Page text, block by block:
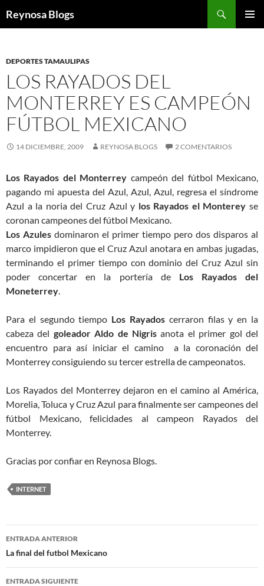
Reynosa Blogs
DEPORTES TAMAULIPAS
LOS RAYADOS DEL
MONTERREY ES CAMPEÓN
FÚTBOL MEXICANO
14 DICIEMBRE, 2009 REYNOSA BLOGS 2 COMENTARIOS
Los Rayados del Monterrey campeón del fútbol Mexicano,
pagando mi apuesta del Azul, Azul, Azul, regresa el síndrome
Azul a la noria del Cruz Azul y los Rayados el Monterey se
coronan campeones del fútbol Mexicano.
Los Azules dominaron el primer tiempo pero dos disparos al
marco impidieron que el Cruz Azul anotara en ambas jugadas,
terminando el primer tiempo con dominio del Cruz Azul sin
poder concertar en la portería de Los Rayados del
Moneterrey.
Para el segundo tiempo Los Rayados cerraron filas y en la
cabeza del goleador Aldo de Nigris anota el primer gol del
encuentro para así iniciar el camino a la coronación del
Monterrey consiguiendo su tercer estrella de campeonatos.
Los Rayados del Monterrey dejaron en el camino al América,
Morelia, Toluca y Cruz Azul para finalmente ser campeones del
fútbol Mexicano, felicidades al campeon Rayados del
Monterrey.
Gracias por confiar en Reynosa Blogs.
INTERNET
Navegación
de
entradas
ENTRADA ANTERIOR
La final del futbol Mexicano
ENTRADA SIGUIENTE